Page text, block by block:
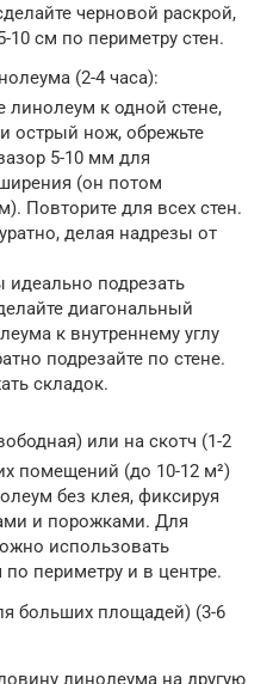
черновой раскрой,
10 см по периметру стен.
(2-4 часа):
линолеум к одной стене,
острый нож, обрежьте
5-10 мм для
(он потом
Повторите для всех стен.
делая надрезы от
подрезать
диагональный
к внутреннему углу
подрезайте по стене.
складок.
или на скотч (1-2
помещений (до 10-12 м²)
без клея, фиксируя
и порожками. Для
использовать
периметру и в центре.
больших площадей) (3-6
линолеума на другую